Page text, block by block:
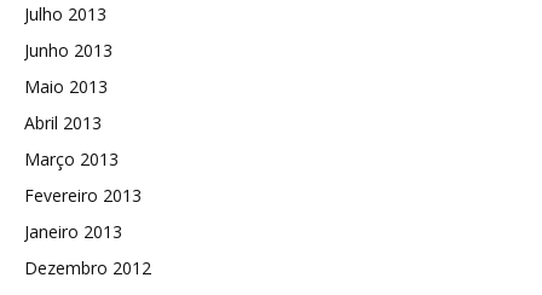
Julho 2013
Junho 2013
Maio 2013
Abril 2013
Março 2013
Fevereiro 2013
Janeiro 2013
Dezembro 2012